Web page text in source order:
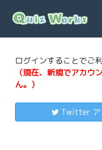
ログインすることでご
（現在、新規でアカウ
ん。）
Twitter ア